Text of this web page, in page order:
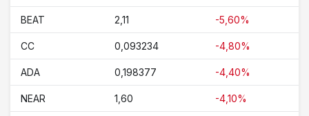
BEAT 2,11 -5,60%
CC 0,093234 -4,80%
ADA 0,198377 -4,40%
NEAR 1,60 -4,10%